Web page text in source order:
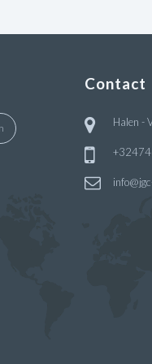
Contact
Halen -